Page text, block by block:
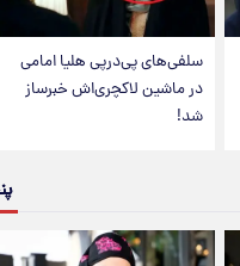
سلفی‌های پی‌درپی هلیا امامی
در ماشین لاکچری‌اش خبرساز
شد!